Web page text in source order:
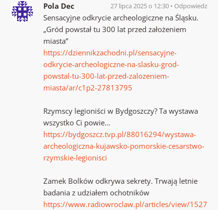
Pola Dec 27 lipca 2025 o 12:30 Odpowiedz
Sensacyjne odkrycie archeologiczne na Śląsku.
„Gród powstał tu 300 lat przed założeniem
miasta”
https://dziennikzachodni.pl/sensacyjne-
odkrycie-archeologiczne-na-slasku-grod-
powstal-tu-300-lat-przed-zalozeniem-
miasta/ar/c1p2-27813795
Rzymscy legioniści w Bydgoszczy? Ta wystawa
wszystko Ci powie…
https://bydgoszcz.tvp.pl/88016294/wystawa-
archeologiczna-kujawsko-pomorskie-cesarstwo-
rzymskie-legionisci
Zamek Bolków odkrywa sekrety. Trwają letnie
badania z udziałem ochotników
https://www.radiowroclaw.pl/articles/view/1527